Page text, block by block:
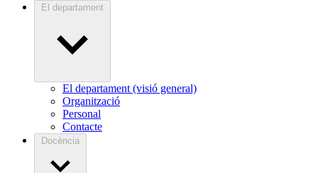
El departament
El departament (visió general)
Organització
Personal
Contacte
Docència